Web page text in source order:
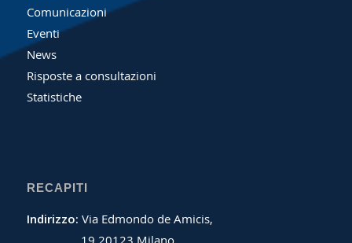
Comunicazioni
Eventi
News
Risposte a consultazioni
Statistiche
RECAPITI
Indirizzo: Via Edmondo de Amicis,
19 20123 Milano